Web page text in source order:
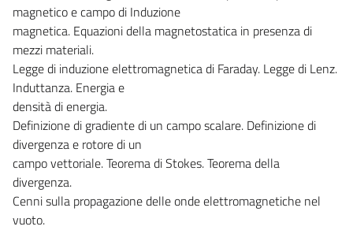
magnetico e campo di Induzione
magnetica. Equazioni della magnetostatica in presenza di
mezzi materiali.
Legge di induzione elettromagnetica di Faraday. Legge di Lenz.
Induttanza. Energia e
densità di energia.
Definizione di gradiente di un campo scalare. Definizione di
divergenza e rotore di un
campo vettoriale. Teorema di Stokes. Teorema della
divergenza.
Cenni sulla propagazione delle onde elettromagnetiche nel
vuoto.